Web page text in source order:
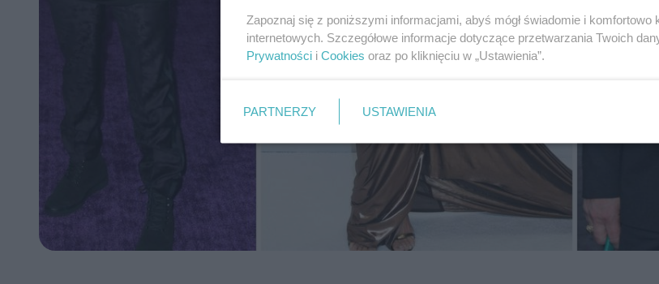
Zapoznaj się z poniższymi informacjami, abyś mógł świadomie i
internetowych. Szczegółowe informacje dotyczące przetwarzania Twoich
Prywatności i Cookies oraz po kliknięciu w „Ustawienia”.
PARTNERZY USTAWIENIA